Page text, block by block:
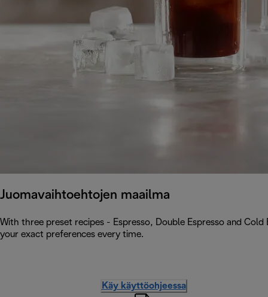
Juomavaihtoehtojen maailma
With three preset recipes - Espresso, Double Espresso and
your exact preferences every time.
Käy käyttöohjeessa